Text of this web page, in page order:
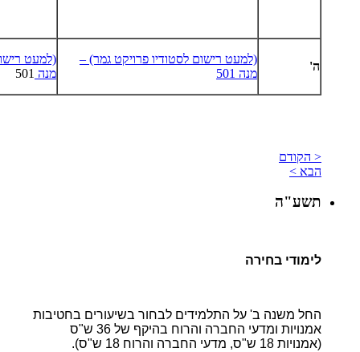
ה'
(למעט רישום לסטודיו פרויקט גמר) –
מנה 501
(למעט
מנה 501
< הקודם
הבא >
תשע"ה
לימודי בחירה
החל משנה ב' על התלמידים לבחור בשיעורים בחטיבות
אמנויות ומדעי החברה והרוח בהיקף של 36 ש"ס
(אמנויות 18 ש"ס, מדעי החברה והרוח 18 ש"ס).